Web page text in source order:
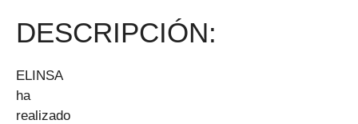
DESCRIPCIÓN:
ELINSA
ha
realizado